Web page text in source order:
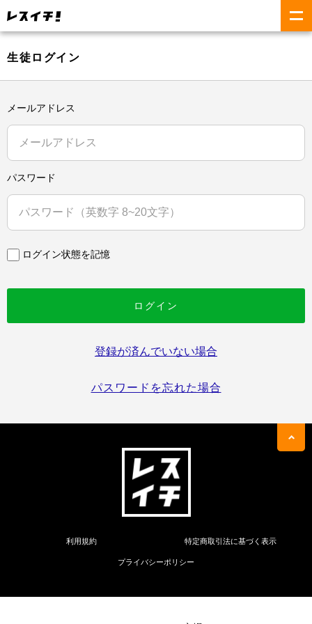
生徒ログイン
メールアドレス
パスワード
ログイン状態を記憶
ログイン
登録が済んでいない場合
パスワードを忘れた場合
利用規約 特定商取引法に基づく表示
プライバシーポリシー